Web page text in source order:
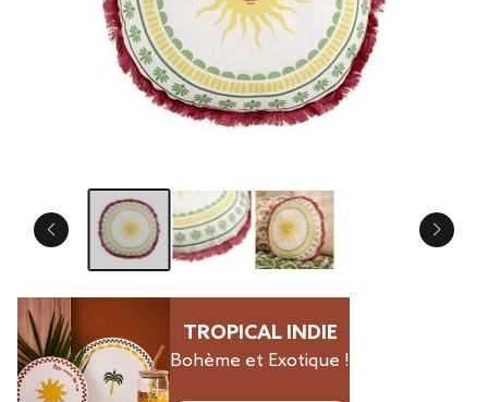
TROPICAL INDIE
Bohème et Exotique !